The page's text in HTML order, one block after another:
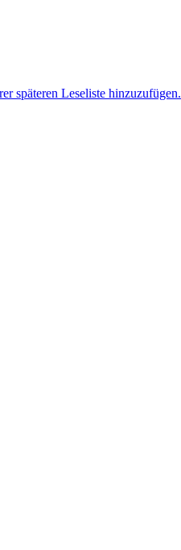
späteren Leseliste hinzuzufügen.